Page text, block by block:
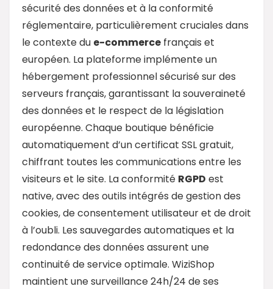
sécurité des données et à la conformité
réglementaire, particulièrement cruciales dans
le contexte du e-commerce français et
européen. La plateforme implémente un
hébergement professionnel sécurisé sur des
serveurs français, garantissant la souveraineté
des données et le respect de la législation
européenne. Chaque boutique bénéficie
automatiquement d’un certificat SSL gratuit,
chiffrant toutes les communications entre les
visiteurs et le site. La conformité RGPD est
native, avec des outils intégrés de gestion des
cookies, de consentement utilisateur et de droit
à l’oubli. Les sauvegardes automatiques et la
redondance des données assurent une
continuité de service optimale. WiziShop
maintient une surveillance 24h/24 de ses